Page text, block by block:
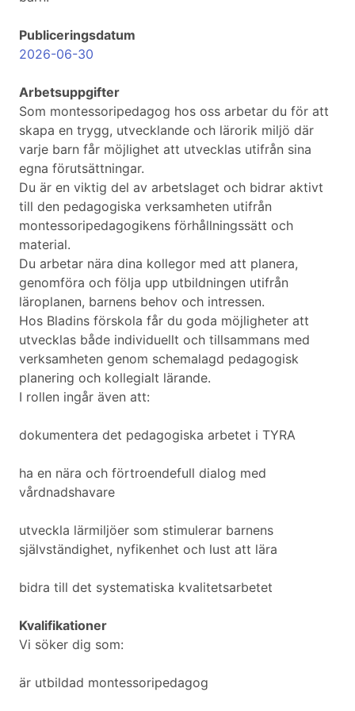
Publiceringsdatum
2026-06-30
Arbetsuppgifter
Som montessoripedagog hos oss arbetar du för att
skapa en trygg, utvecklande och lärorik miljö där
varje barn får möjlighet att utvecklas utifrån sina
egna förutsättningar.
Du är en viktig del av arbetslaget och bidrar aktivt
till den pedagogiska verksamheten utifrån
montessoripedagogikens förhållningssätt och
material.
Du arbetar nära dina kollegor med att planera,
genomföra och följa upp utbildningen utifrån
läroplanen, barnens behov och intressen.
Hos Bladins förskola får du goda möjligheter att
utvecklas både individuellt och tillsammans med
verksamheten genom schemalagd pedagogisk
planering och kollegialt lärande.
I rollen ingår även att:
dokumentera det pedagogiska arbetet i TYRA
ha en nära och förtroendefull dialog med
vårdnadshavare
utveckla lärmiljöer som stimulerar barnens
självständighet, nyfikenhet och lust att lära
bidra till det systematiska kvalitetsarbetet
Kvalifikationer
Vi söker dig som:
är utbildad montessoripedagog